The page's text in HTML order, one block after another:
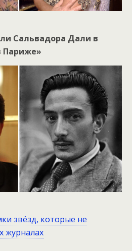
Сальвадора Дали в
Париже»
звёзд, которые не
журналах